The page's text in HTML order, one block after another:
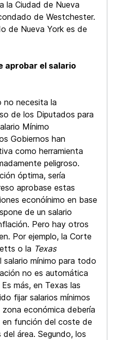
la Ciudad de Nueva
de Westchester.
de Nueva York es de
aprobar el salario
no necesita la
de los Diputados para
Mínimo
Gobiernos han
como herramienta
peligroso.
óptima, sería
aprobase estas
econóínimo en base
de un salario
Pero hay otros
Por ejemplo, la Corte
o la Texas
salario mínimo para todo
no es automática
más, en Texas las
fijar salarios mínimos
económica debería
en función del coste de
área. Segundo, los